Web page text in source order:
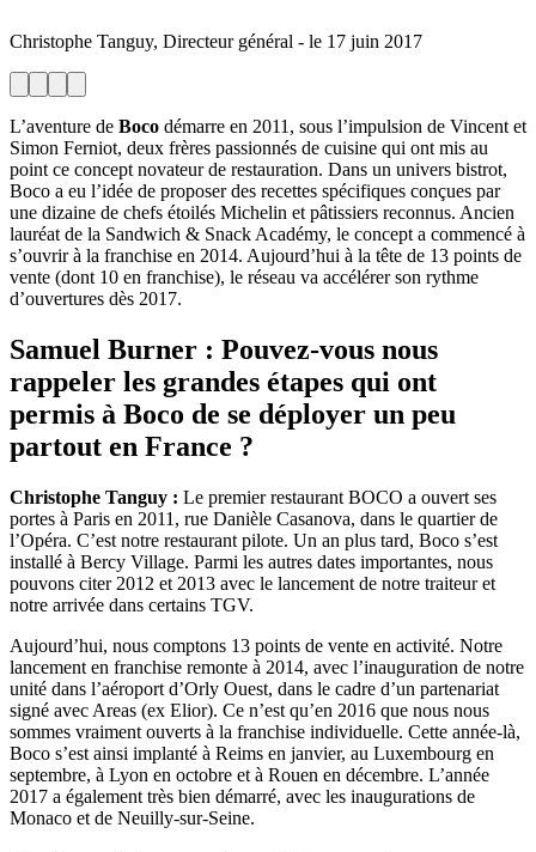
Christophe Tanguy, Directeur général - le 17 juin 2017
L’aventure de Boco démarre en 2011, sous l’impulsion de Vincent et
Simon Ferniot, deux frères passionnés de cuisine qui ont mis au
point ce concept novateur de restauration. Dans un univers bistrot,
Boco a eu l’idée de proposer des recettes spécifiques conçues par
une dizaine de chefs étoilés Michelin et pâtissiers reconnus. Ancien
lauréat de la Sandwich & Snack Académy, le concept a commencé à
s’ouvrir à la franchise en 2014. Aujourd’hui à la tête de 13 points de
vente (dont 10 en franchise), le réseau va accélérer son rythme
d’ouvertures dès 2017.
Samuel Burner : Pouvez-vous nous
rappeler les grandes étapes qui ont
permis à Boco de se déployer un peu
partout en France ?
Christophe Tanguy : Le premier restaurant BOCO a ouvert ses
portes à Paris en 2011, rue Danièle Casanova, dans le quartier de
l’Opéra. C’est notre restaurant pilote. Un an plus tard, Boco s’est
installé à Bercy Village. Parmi les autres dates importantes, nous
pouvons citer 2012 et 2013 avec le lancement de notre traiteur et
notre arrivée dans certains TGV.
Aujourd’hui, nous comptons 13 points de vente en activité. Notre
lancement en franchise remonte à 2014, avec l’inauguration de notre
unité dans l’aéroport d’Orly Ouest, dans le cadre d’un partenariat
signé avec Areas (ex Elior). Ce n’est qu’en 2016 que nous nous
sommes vraiment ouverts à la franchise individuelle. Cette année-là,
Boco s’est ainsi implanté à Reims en janvier, au Luxembourg en
septembre, à Lyon en octobre et à Rouen en décembre. L’année
2017 a également très bien démarré, avec les inaugurations de
Monaco et de Neuilly-sur-Seine.